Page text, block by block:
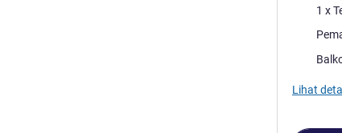
Selimut
1 x
Sebagian
Lihat